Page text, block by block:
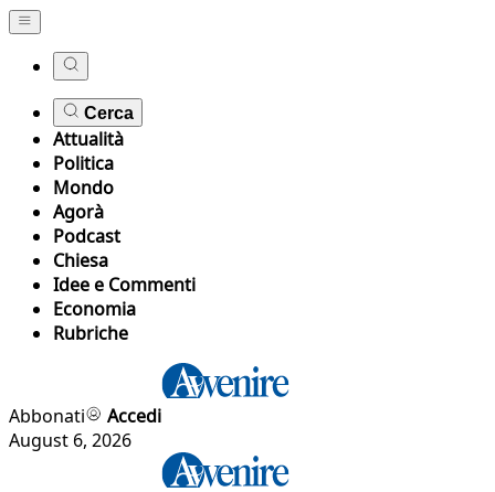
Cerca
Attualità
Politica
Mondo
Agorà
Podcast
Chiesa
Idee e Commenti
Economia
Rubriche
Abbonati
Accedi
August 6, 2026